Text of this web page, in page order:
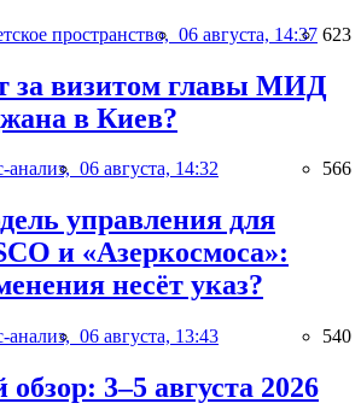
пространство, 06 августа, 14:37 623
за визитом главы МИД
в Киев?
анализ, 06 августа, 14:32 566
управления для
и «Азеркосмоса»:
несёт указ?
анализ, 06 августа, 13:43 540
3–5 августа 2026